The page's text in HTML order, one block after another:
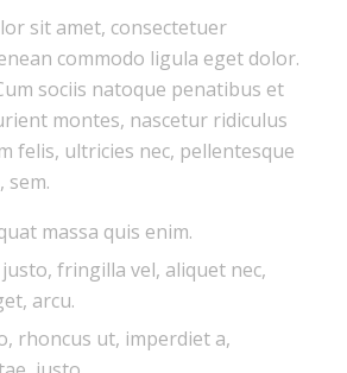
sit amet, consectetuer
commodo ligula eget dolor.
sociis natoque penatibus et
montes, nascetur ridiculus
felis, ultricies nec, pellentesque
sem.
massa quis enim.
fringilla vel, aliquet nec,
arcu.
rhoncus ut, imperdiet a,